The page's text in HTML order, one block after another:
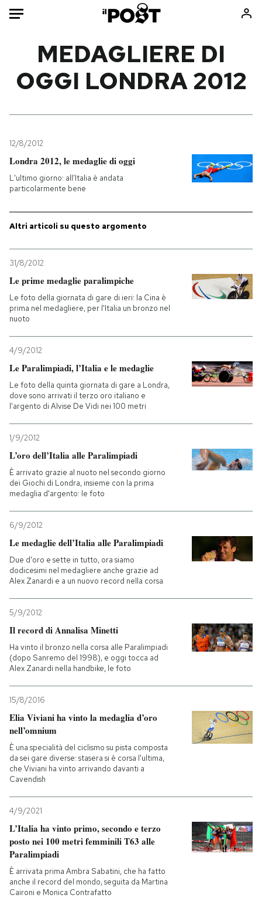
HOME
Mondo
Tecnologia
Internet
Scienza
Libri
PODCAST
NEWSLETTER
I MIEI PREFERITI
SHOP
CALENDARIO
AREA PERSONALE
MEDAGLIERE DI
OGGI LONDRA 2012
12/8/2012
Londra 2012, le medaglie di oggi
L'ultimo giorno: all'Italia è andata
particolarmente bene
Altri articoli su questo argomento
31/8/2012
Le prime medaglie paralimpiche
Le foto della giornata di gare di ieri: la Cina è
prima nel medagliere, per l'Italia un bronzo nel
nuoto
4/9/2012
Le Paralimpiadi, l’Italia e le medaglie
Le foto della quinta giornata di gare a Londra,
dove sono arrivati il terzo oro italiano e
l'argento di Alvise De Vidi nei 100 metri
1/9/2012
L’oro dell’Italia alle Paralimpiadi
È arrivato grazie al nuoto nel secondo giorno
dei Giochi di Londra, insieme con la prima
medaglia d'argento: le foto
6/9/2012
Le medaglie dell’Italia alle Paralimpiadi
Due d'oro e sette in tutto, ora siamo
dodicesimi nel medagliere anche grazie ad
Alex Zanardi e a un nuovo record nella corsa
5/9/2012
Il record di Annalisa Minetti
Ha vinto il bronzo nella corsa alle Paralimpiadi
(dopo Sanremo del 1998), e oggi tocca ad
Alex Zanardi nella handbike, le foto
15/8/2016
Elia Viviani ha vinto la medaglia d’oro
nell’omnium
È una specialità del ciclismo su pista composta
da sei gare diverse: stasera si è corsa l'ultima,
che Viviani ha vinto arrivando davanti a
Cavendish
4/9/2021
L’Italia ha vinto primo, secondo e terzo
posto nei 100 metri femminili T63 alle
Paralimpiadi
È arrivata prima Ambra Sabatini, che ha fatto
anche il record del mondo, seguita da Martina
Caironi e Monica Contrafatto